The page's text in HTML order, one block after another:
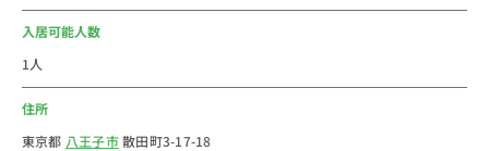
交通アクセスは、JR中央線で新宿まで40分、JR中央線
程度。
は、西八王子に１駅ズレて、駅近かつ、家賃を抑えめで
入居可能人数
1人
住所
東京都 八王子市散田町3-17-18